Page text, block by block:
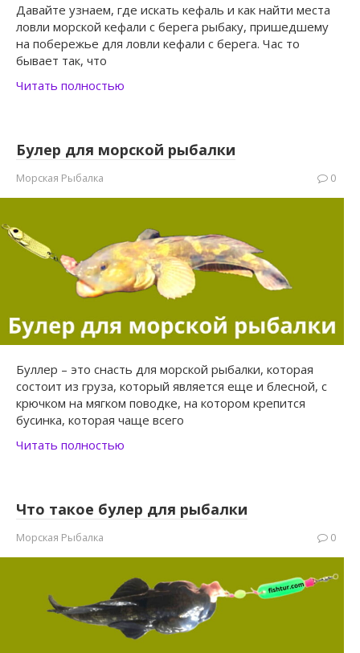
Давайте узнаем, где искать кефаль и как найти места
ловли морской кефали с берега рыбаку, пришедшему
на побережье для ловли кефали с берега. Час то
бывает так, что
Читать полностью
Булер для морской рыбалки
Морская Рыбалка 0
Буллер – это снасть для морской рыбалки, которая
состоит из груза, который является еще и блесной, с
крючком на мягком поводке, на котором крепится
бусинка, которая чаще всего
Читать полностью
Что такое булер для рыбалки
Морская Рыбалка 0